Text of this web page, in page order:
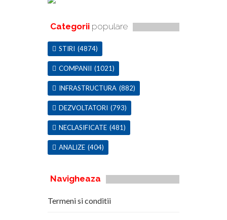
Categorii populare
STIRI (4874)
COMPANII (1021)
INFRASTRUCTURA (882)
DEZVOLTATORI (793)
NECLASIFICATE (481)
ANALIZE (404)
Navigheaza
Termeni si conditii